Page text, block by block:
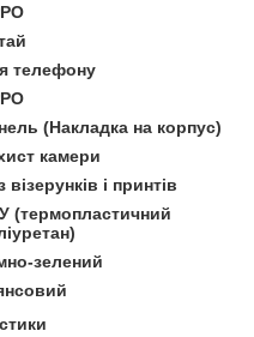
телефону
(Накладка на корпус)
камери
візерунків і принтів
(термопластичний
зелений